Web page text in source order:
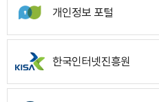
개인정보 포털
한국인터넷진흥원